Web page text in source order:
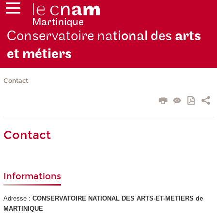
Conservatoire national des arts
et métiers
Contact
Contact
Informations
Adresse : CONSERVATOIRE NATIONAL DES ARTS-ET-METIERS de
MARTINIQUE